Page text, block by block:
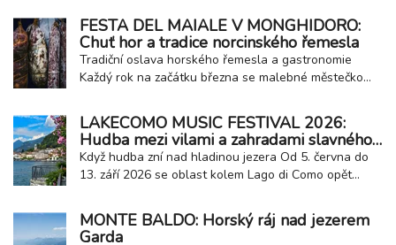
papriky s chráněným zeměpisným označením PGI jsou
dnes nedílnou součástí místní kuchyně, přesto jejich
historie sahá až do Karibiku. Do jižní...
FESTA DEL MAIALE V MONGHIDORO:
Chuť hor a tradice norcinského řemesla
Tradiční oslava horského řemesla a gastronomie
Každý rok na začátku března se malebné městečko
hranici s Appeniny, promění v jednu z nejzajímavějších
gastronomických událostí regionu – Festa del Maiale,
tedy slavnost prasete. Tato akce oslavuje...
LAKECOMO MUSIC FESTIVAL 2026:
Hudba mezi vilami a zahradami slavného
jezera
Když hudba zní nad hladinou jezera Od 5. června do
13. září 2026 se oblast kolem Lago di Como opět
Music Festival nabídne desítky vystoupení v
historických vilách, zahradách s výhledem na jezero,
MONTE BALDO: Horský ráj nad jezerem
Garda